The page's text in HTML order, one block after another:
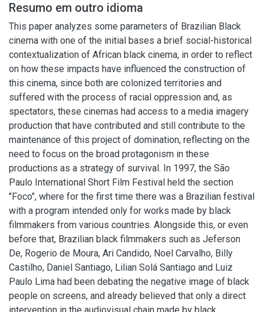
Resumo em outro idioma
This paper analyzes some parameters of Brazilian Black
cinema with one of the initial bases a brief social-historical
contextualization of African black cinema, in order to reflect
on how these impacts have influenced the construction of
this cinema, since both are colonized territories and
suffered with the process of racial oppression and, as
spectators, these cinemas had access to a media imagery
production that have contributed and still contribute to the
maintenance of this project of domination, reflecting on the
need to focus on the broad protagonism in these
productions as a strategy of survival. In 1997, the São
Paulo International Short Film Festival held the section
"Foco", where for the first time there was a Brazilian festival
with a program intended only for works made by black
filmmakers from various countries. Alongside this, or even
before that, Brazilian black filmmakers such as Jeferson
De, Rogerio de Moura, Ari Candido, Noel Carvalho, Billy
Castilho, Daniel Santiago, Lilian Solá Santiago and Luiz
Paulo Lima had been debating the negative image of black
people on screens, and already believed that only a direct